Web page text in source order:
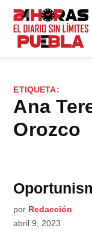
Saltar
contenido
ETIQUETA:
Ana Teresa Aranda
Orozco
por Redacción
abril 9, 2023